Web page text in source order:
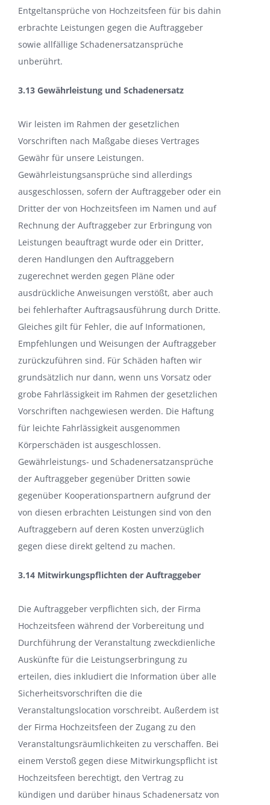
Entgeltansprüche von Hochzeitsfeen für bis dahin
erbrachte Leistungen gegen die Auftraggeber
sowie allfällige Schadenersatzansprüche
unberührt.
3.13 Gewährleistung und Schadenersatz
Wir leisten im Rahmen der gesetzlichen
Vorschriften nach Maßgabe dieses Vertrages
Gewähr für unsere Leistungen.
Gewährleistungsansprüche sind allerdings
ausgeschlossen, sofern der Auftraggeber oder ein
Dritter der von Hochzeitsfeen im Namen und auf
Rechnung der Auftraggeber zur Erbringung von
Leistungen beauftragt wurde oder ein Dritter,
deren Handlungen den Auftraggebern
zugerechnet werden gegen Pläne oder
ausdrückliche Anweisungen verstößt, aber auch
bei fehlerhafter Auftragsausführung durch Dritte.
Gleiches gilt für Fehler, die auf Informationen,
Empfehlungen und Weisungen der Auftraggeber
zurückzuführen sind. Für Schäden haften wir
grundsätzlich nur dann, wenn uns Vorsatz oder
grobe Fahrlässigkeit im Rahmen der gesetzlichen
Vorschriften nachgewiesen werden. Die Haftung
für leichte Fahrlässigkeit ausgenommen
Körperschäden ist ausgeschlossen.
Gewährleistungs- und Schadenersatzansprüche
der Auftraggeber gegenüber Dritten sowie
gegenüber Kooperationspartnern aufgrund der
von diesen erbrachten Leistungen sind von den
Auftraggebern auf deren Kosten unverzüglich
gegen diese direkt geltend zu machen.
3.14 Mitwirkungspflichten der Auftraggeber
Die Auftraggeber verpflichten sich, der Firma
Hochzeitsfeen während der Vorbereitung und
Durchführung der Veranstaltung zweckdienliche
Auskünfte für die Leistungserbringung zu
erteilen, dies inkludiert die Information über alle
Sicherheitsvorschriften die die
Veranstaltungslocation vorschreibt. Außerdem ist
der Firma Hochzeitsfeen der Zugang zu den
Veranstaltungsräumlichkeiten zu verschaffen. Bei
einem Verstoß gegen diese Mitwirkungspflicht ist
Hochzeitsfeen berechtigt, den Vertrag zu
kündigen und darüber hinaus Schadenersatz von